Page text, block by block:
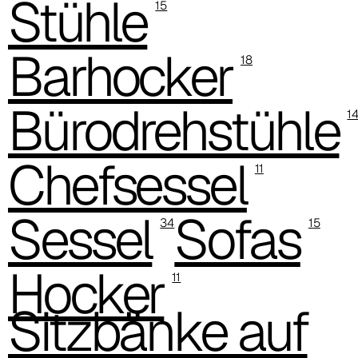
C 380
C 382
C 38P
C 384
C 38A
C 38H
C 388
Xtreme (Cat. C - Stoff)
C 335
Stühle 15
Barhocker 18
Bürodrehstühle
Chefsessel 11
Sessel 34Sofas 15
Hocker 11
Sitzbänke auf